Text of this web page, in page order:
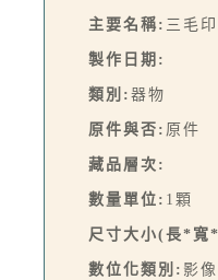
主要名稱: 三毛
製作日期:
類別: 器物
原件與否: 原件
藏品層次:
數量單位: 1顆
尺寸大小(長*寬
數位化類別: 影